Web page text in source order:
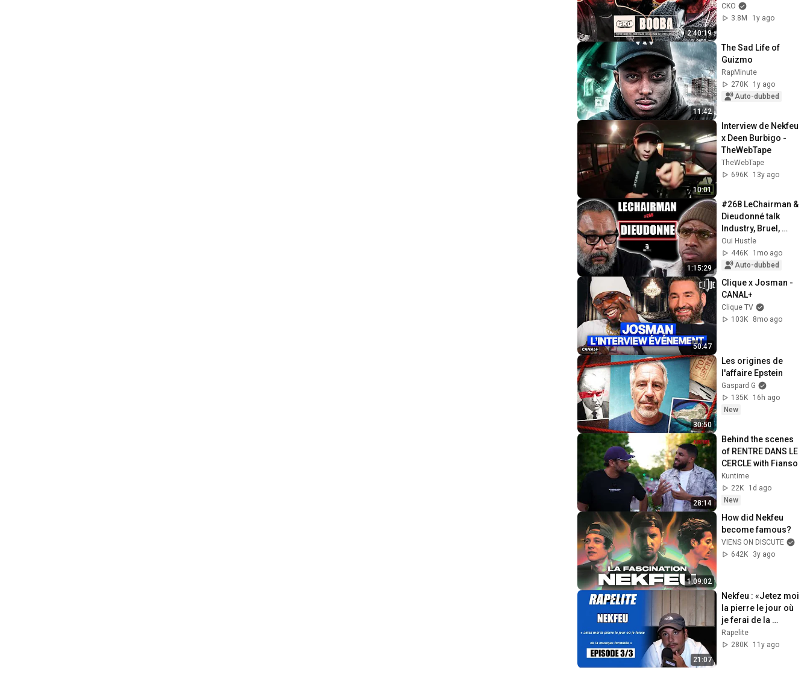
2:40:19
CKO
CKO
3.8M
1y ago
11:42
The Sad Life of
Guizmo
RapMinute
270K
1y ago
Auto-dubbed
10:01
Interview de Nekfeu
x Deen Burbigo -
TheWebTape
TheWebTape
696K
13y ago
1:15:29
#268 LeChairman &
Dieudonné talk
Industry, Bruel,
Harassment,
Politics, Religion,
Africa
Oui Hustle
446K
1mo ago
Auto-dubbed
50:47
Clique x Josman -
CANAL+
Clique TV
103K
8mo ago
30:50
Les origines de
l'affaire Epstein
Gaspard G
135K
16h ago
New
28:14
Behind the scenes
of RENTRE DANS LE
CERCLE with Fianso
Kuntime
22K
1d ago
New
1:09:02
How did Nekfeu
become famous?
VIENS ON DISCUTE
642K
3y ago
21:07
Nekfeu : «Jetez moi
la pierre le jour où
je ferai de la
musique formatée»
Rapelite
280K
11y ago